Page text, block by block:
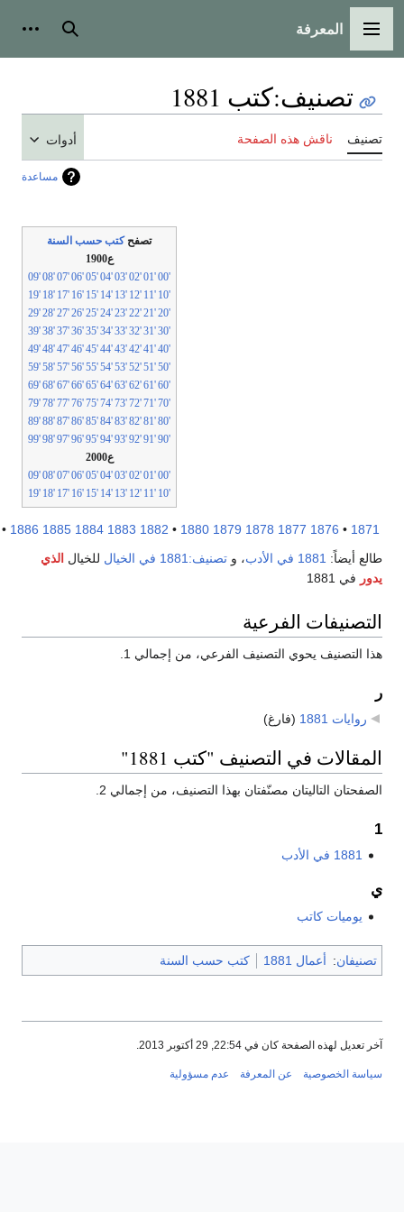
الرئيسية
المعرفة بحث أدوات
تصنيف:كتب 1881
ناقش هذه الصفحة
مساعدة
كتب حسب السنة
'03
'04
'05
'06
'07
'08
'09
'13
'14
'15
'16
'17
'18
'19
'23
'24
'25
'26
'27
'28
'29
'33
'34
'35
'36
'37
'38
'39
'43
'44
'45
'46
'47
'48
'49
'53
'54
'55
'56
'57
'58
'59
'63
'64
'65
'66
'67
'68
'69
'73
'74
'75
'76
'77
'78
'79
'83
'84
'85
'86
'87
'88
'89
'93
'94
'95
'96
'97
'98
'99
'03
'04
'05
'06
'07
'08
'09
'13
'14
'15
'16
'17
'18
'19
•
1876
1877
1878
1879
1880
•
1882
1883
1884
1885
1886
•
1891
أيضاً: 1881 في الأدب ، وتصنيف:1881 في الخيال للخيالالذي
في 1881
الفرعية
التصنيف يحوي التصنيف الفرعي، من إجمالي 1.
روايات 1881 (فارغ)
في التصنيف "كتب 1881"
التاليتان مصنّفتان بهذا التصنيف، من إجمالي 2.
1881 في الأدب
يوميات كاتب
: أعمال 1881 كتب حسب السنة
لهذه الصفحة كان في 22:54, 29 أكتوبر 2013.
الخصوصية عن المعرفة عدم مسؤولية